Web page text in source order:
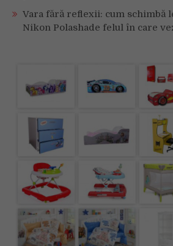
Vara fără reflexii: cum schimbă
Nikon Polashade felul în care